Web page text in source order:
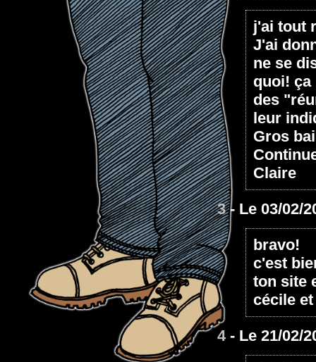
j'ai tout
J'ai
ne se
quoi! ça
des
leur
Gros
Claire
3- Le 03/02/
bravo!
c'est
ton site
cécile
4- Le 21/02/